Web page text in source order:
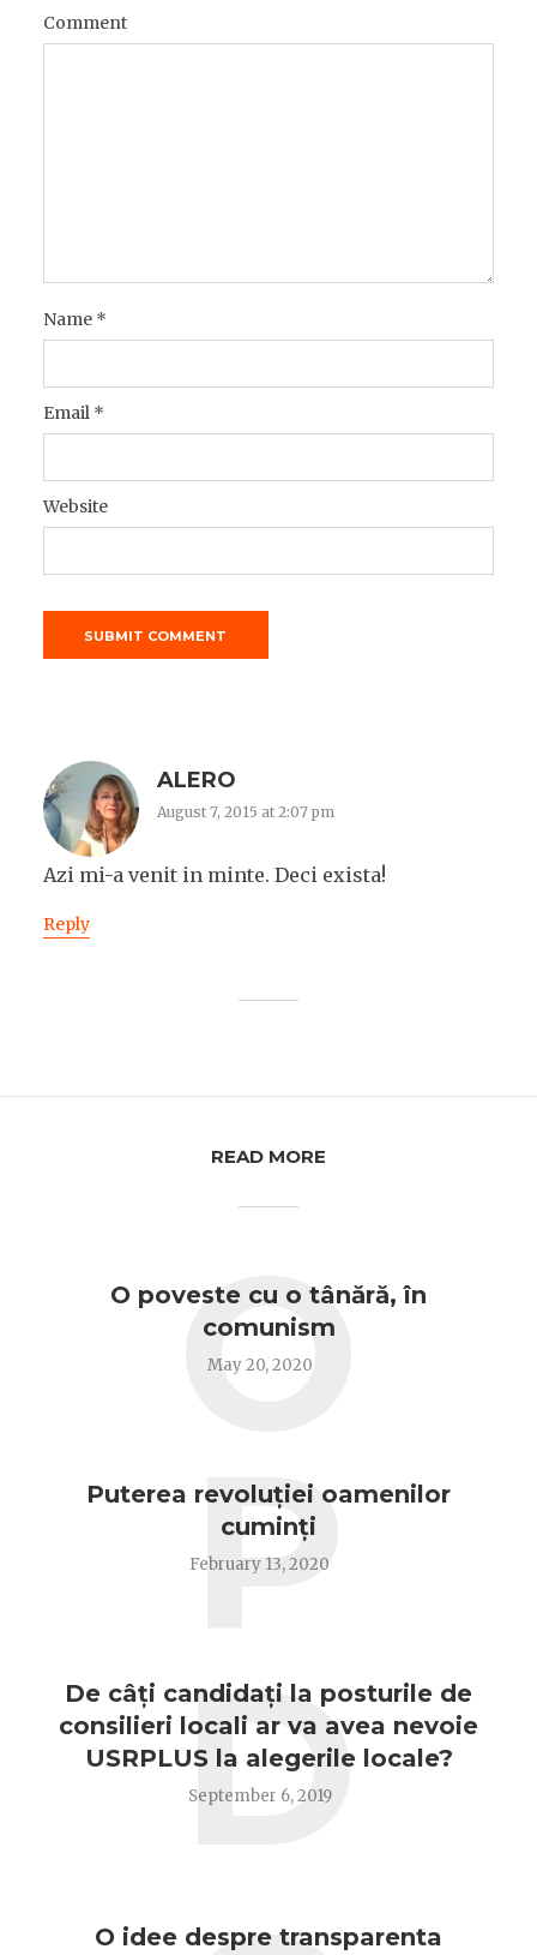
Comment
Name *
Email *
Website
ALERO
August 7, 2015 at 2:07 pm
Azi mi-a venit in minte. Deci exista!
Reply
READ MORE
O poveste cu o tânără, în
comunism
May 20, 2020
O
Puterea revoluției oamenilor
cuminți
February 13, 2020
P
De câți candidați la posturile de
consilieri locali ar va avea nevoie
USRPLUS la alegerile locale?
September 6, 2019
D
O idee despre transparenta